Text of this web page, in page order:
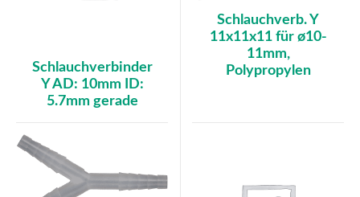
Schlauchverbinder
Y AD: 10mm ID:
5.7mm gerade
Schlauchverb. Y
11x11x11 für ø10-
11mm,
Polypropylen